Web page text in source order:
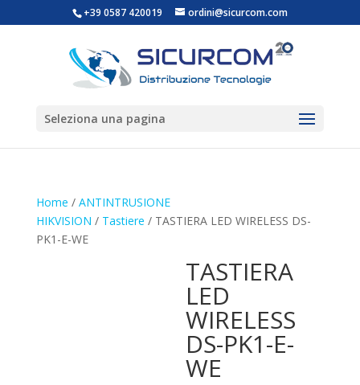
+39 0587 420019 ordini@sicurcom.com
Seleziona una pagina
Home / ANTINTRUSIONE
HIKVISION / Tastiere / TASTIERA LED WIRELESS DS-
PK1-E-WE
TASTIERA
LED
WIRELESS
DS-PK1-E-
WE